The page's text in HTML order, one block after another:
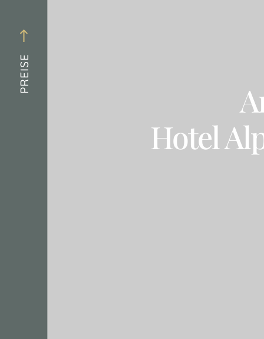
Hotel
PREISE